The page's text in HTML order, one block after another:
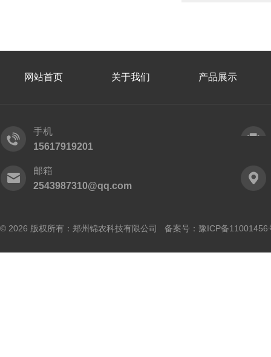
网站首页 关于我们 产品展示
手机
15617919201
邮箱
2543987310@qq.com
© 2026 版权所有：郑州锦农科技有限公司 备案号： 豫ICP备11001456